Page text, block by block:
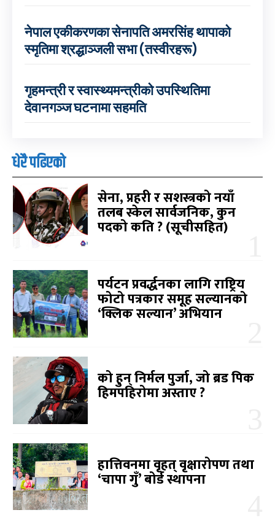
नेपाल एकीकरणका सेनापति अमरसिंह थापाको
स्मृतिमा श्रद्धाञ्जली सभा (तस्वीरहरू)
गृहमन्त्री र स्वास्थ्यमन्त्रीको उपस्थितिमा
देवानगञ्ज घटनामा सहमति
धेरै पढिएको
सेना, प्रहरी र सशस्त्रको नयाँ
तलब स्केल सार्वजनिक, कुन
पदको कति ? (सूचीसहित)
पर्यटन प्रवर्द्धनका लागि राष्ट्रिय
फोटो पत्रकार समूह सल्यानको
‘क्लिक सल्यान’ अभियान
को हुन् निर्मल पुर्जा, जो ब्रड पिक
हिमपहिरोमा अस्ताए ?
हात्तिवनमा वृहत् वृक्षारोपण तथा
‘चापा गुँ’ बोर्ड स्थापना